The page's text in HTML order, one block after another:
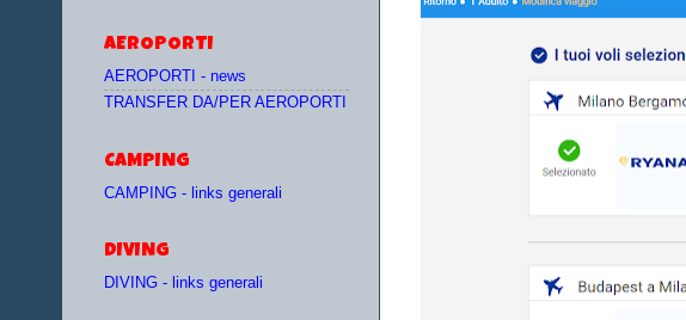
AEROPORTI
AEROPORTI - news
TRANSFER DA/PER AEROPORTI
CAMPING
CAMPING - links generali
DIVING
DIVING - links generali